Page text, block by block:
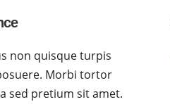
non quisque turpis
Morbi tortor
sed pretium sit amet.